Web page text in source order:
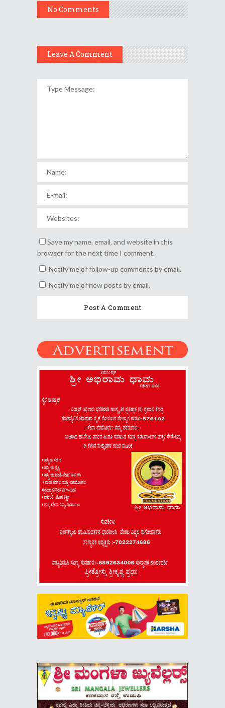
No Comments
Leave A Comment
Save my name, email, and website in this
browser for the next time I comment.
Notify me of follow-up comments by email.
Notify me of new posts by email.